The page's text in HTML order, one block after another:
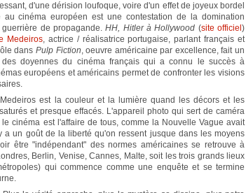
d'une dérision loufoque, voire d'un effet de joyeux bordel
cinéma européen est une contestation de la domination
de propagande.HH, Hitler à Hollywood (site officiel)
Medeiros, actrice / réalisatrice portugaise, parlant français et
dans Pulp Fiction, oeuvre américaine par excellence, fait un
doyennes du cinéma français qui a connu le succès à
européens et américains permet de confronter les visions
est la couleur et la lumière quand les décors et les
et presque effacés. L'appareil photo qui sert de caméra
cinéma est l'affaire de tous, comme la Nouvelle Vague avait
un goût de la liberté qu'on ressent jusque dans les moyens
être "indépendant" des normes américaines se retrouve à
Berlin, Venise, Cannes, Malte, soit les trois grands lieux
qui commence comme une enquête et se termine